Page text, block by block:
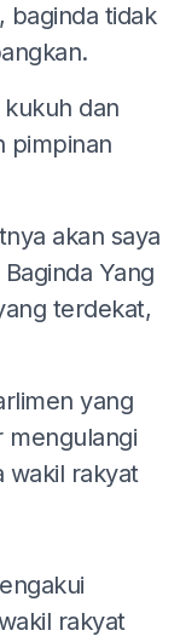
baginda tidak
dan
pimpinan
akan saya
Yang
terdekat,
yang
mengulangi
wakil rakyat
rakyat